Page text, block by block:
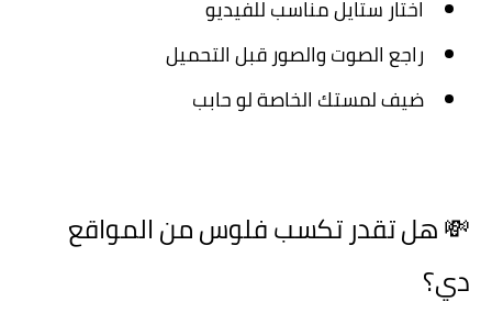
اختار ستايل مناسب للفيديو
راجع الصوت والصور قبل التحميل
ضيف لمستك الخاصة لو حابب
💸 هل تقدر تكسب فلوس من المواقع
دي؟